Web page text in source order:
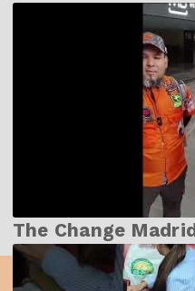
The Change